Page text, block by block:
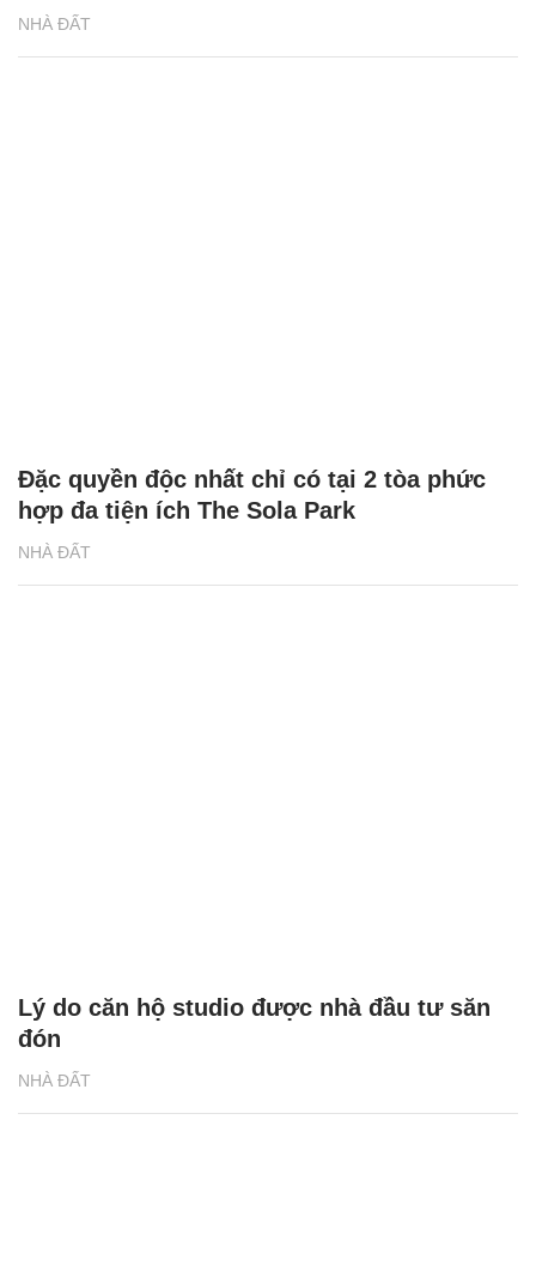
NHÀ ĐẤT
NHÀ ĐẤT
Đặc quyền độc nhất chỉ có tại 2 tòa phức
hợp đa tiện ích The Sola Park
NHÀ ĐẤT
Lý do căn hộ studio được nhà đầu tư săn
đón